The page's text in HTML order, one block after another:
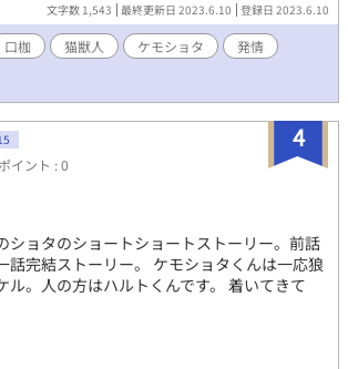
文字数 1,543 最終更新日 2023.6.10 登録日 2023.6.10
口枷 猫獣人 ケモショタ
発情
4
イント : 0
ョタのショートショートストーリー。前話
話完結ストーリー。 ケモショタくんは一応狼
ル。人の方はハルトくんです。 着いてきて